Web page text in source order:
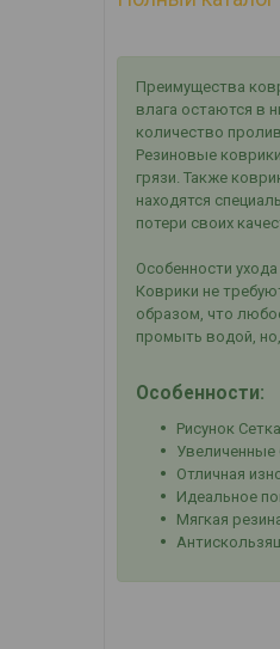
Преимущества
влага остаются в
количество
Резиновые
грязи. Также
находятся
потери своих
Особенности
Коврики не
образом, что
промыть водой,
Особенности:
Рисунок
Увеличенные
Отличная
Идеальное
Мягкая